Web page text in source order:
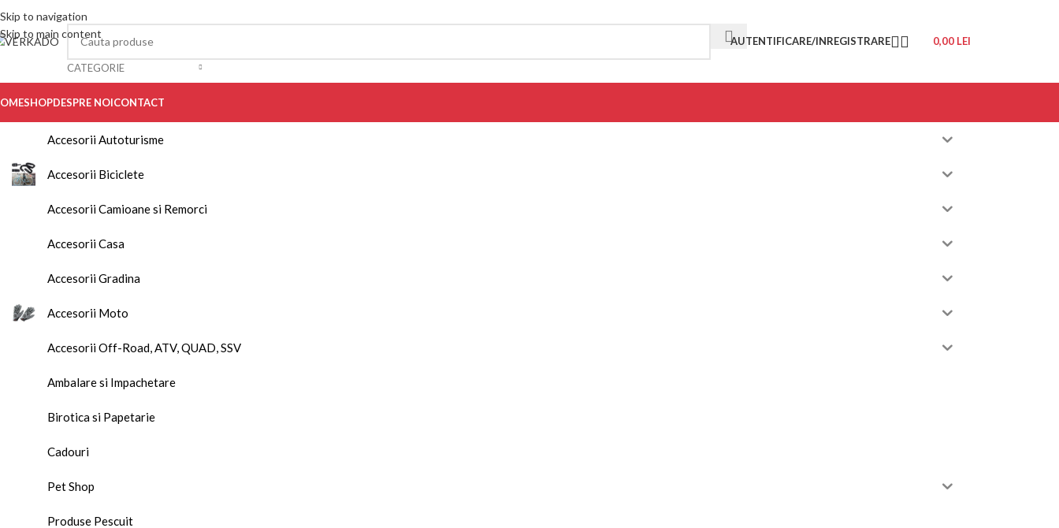
Skip to navigation
Skip to main content
CATEGORIE
AUTENTIFICARE/INREGISTRARE 0,00 LEI
SHOPDESPRE NOICONTACT
Accesorii Autoturisme
Accesorii Biciclete
Accesorii Camioane si Remorci
Accesorii Casa
Accesorii Gradina
Accesorii Moto
Accesorii Off-Road, ATV, QUAD, SSV
Ambalare si Impachetare
Birotica si Papetarie
Cadouri
Pet Shop
Produse Pescuit